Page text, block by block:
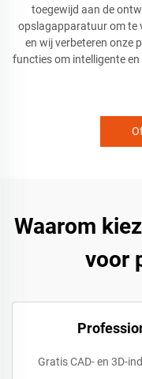
toegewijd aan de
opslagapparatuur om te
en wij verbeteren onze
functies om intelligente
Waarom
voor
Gratis CAD- en 3D-